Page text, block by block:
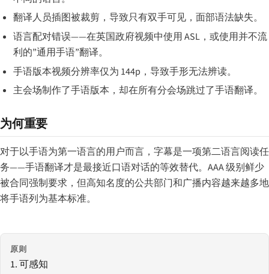
翻译人员插图被裁剪，导致只有双手可见，面部语法缺失。
语言配对错误——在英国政府视频中使用 ASL，或使用并不流
利的”通用手语”翻译。
手语版本视频分辨率仅为 144p，导致手形无法辨读。
主会场制作了手语版本，却在所有分会场跳过了手语翻译。
为何重要
对于以手语为第一语言的用户而言，字幕是一项第二语言阅读任
务——手语翻译才是最接近口语对话的等效替代。AAA 级别鲜少
被合同强制要求，但高知名度的公共部门和广播内容越来越多地
将手语列为基本标准。
原则
1. 可感知